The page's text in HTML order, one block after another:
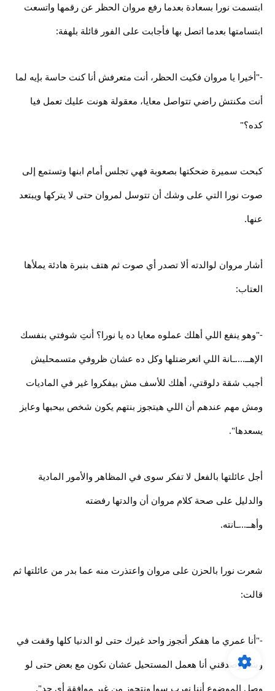
ابتسمت نورا بسعادة بعدما رفع مروان الحظر عن رقمها واتسعت
ابتسامتها بعدما اتصل بها فأجابت على الفور قائلة بلهفة:
-"أخيرا يا مروان فكيت الحظر، أنت متعرفش أنا كنت حاسة بإيه لما
أنت مكنتش راضي تتواصل معايا، معقولة هونت عليك تعمل فيا
كده؟"
كبحت سميرة ضحكتها بصعوبة فهي تجلس أمام ابنها وتستمع إلى
صوت نورا التي على وشك أن تتوسل لمروان حتى لا يتركها ويبتعد
عنها.
أشار مروان لوالدته ألا تصدر أي صوت ثم هتف بنبرة هادئة يملأها
العتاب:
-"وهو ينفع اللي أهلك عملوه معايا ده يا نورا؟ أنتِ شوفتي بنفسك
الإهــ....ـانة اللي اتعرضتلها وكل ده عشان ظروفي متسمحليش
أجيب شقة دلوقتي، أهلك للأسف مش بيفكروا غير في الماديات
ومش مهم عندهم أن اللي هيتجوز بنتهم يكون شخص بيحبها وعايز
يسعدها".
أجل عائلتها بالفعل لا تفكر سوى في المظاهر والأمور المادية
والدليل على صحة كلام مروان أن والدتها رفضته
وأهــ...ـانته.
شعرت نورا بالحزن على مروان واعتذرت منه عما بدر من عائلتها ثم
قالت:
-"أنا عمري ما هفكر أتجوز واحد غيرك حتى لو الدنيا كلها وقفت في
وشنا وصدقني أنا هعمل المستحيل عشان نكون مع بعض حتى لو
وصل الموضوع أننا نهرب سوا ونتجوز من غير موافقة أي حد".